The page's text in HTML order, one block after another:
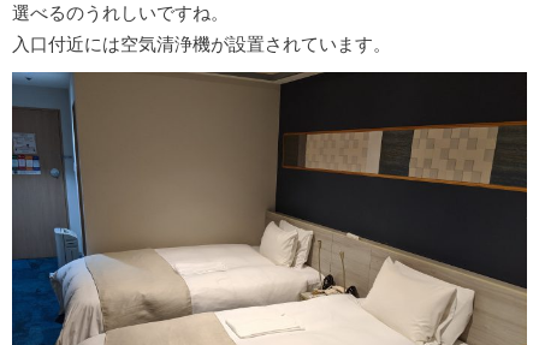
選べるのうれしいですね。
入口付近には空気清浄機が設置されています。